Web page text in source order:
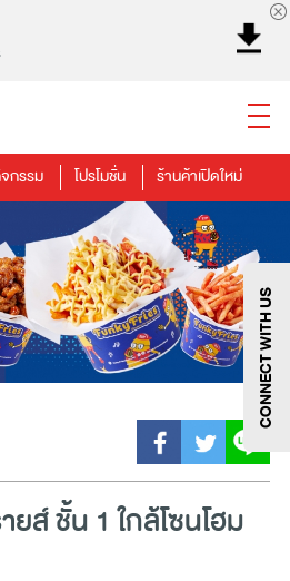
เอ็นเตอร์เทนเม้นท์
แฟชั่น
ต่งบ้าน แม่และเด็ก
ไลฟ์สไตล์
ดส์ กีฬา
ซูเปอร์มาร์เก็ต
ลยี
สุขภาพและความงาม CONNECT WITH US
กรรม โปรโมชั่น ร้านค้าเปิดใหม่
ส์ ชั้น 1 ใกล้โซนโฮม